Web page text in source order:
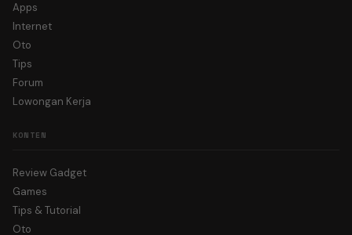
Apps
Internet
Oto
Tips
Forum
Lowongan Kerja
KONTEN
Review Gadget
Games
Tips & Tutorial
Oto